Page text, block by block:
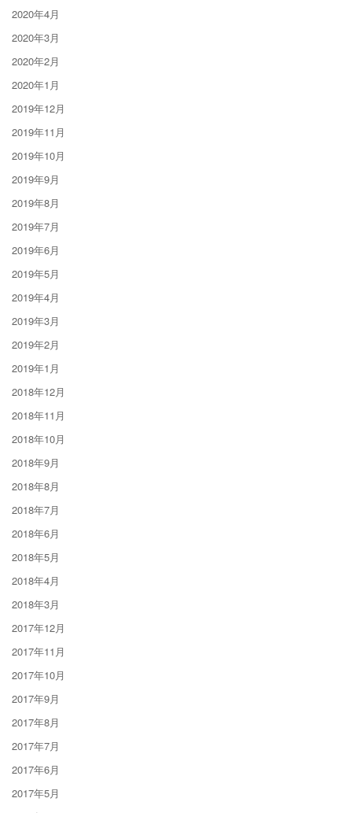
2020年4月
2020年3月
2020年2月
2020年1月
2019年12月
2019年11月
2019年10月
2019年9月
2019年8月
2019年7月
2019年6月
2019年5月
2019年4月
2019年3月
2019年2月
2019年1月
2018年12月
2018年11月
2018年10月
2018年9月
2018年8月
2018年7月
2018年6月
2018年5月
2018年4月
2018年3月
2017年12月
2017年11月
2017年10月
2017年9月
2017年8月
2017年7月
2017年6月
2017年5月